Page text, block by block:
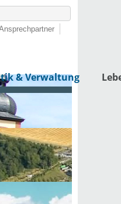
& Verwaltung